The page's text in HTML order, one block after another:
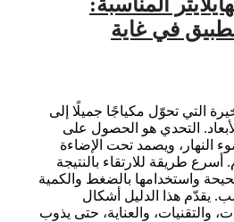
المناسبة:
في غاية
التي تحوّل مكياجًا جميلًا إلى
التحدي هو الحصول على
النهار، ويصمد تحت الإضاءة
أسرع طريقة للارتقاء بالنتيجة
واستخدامها بالضغط والكمية
يقدّم هذا الدليل أشكال
والتقنيات، والعناية، حتى يذوب